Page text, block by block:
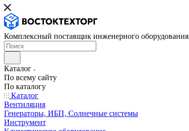
Комплексный поставщик инженерного оборудования
Каталог
По всему сайту
По каталогу
Каталог
Вентиляция
Генераторы, ИБП, Солнечные системы
Инструмент